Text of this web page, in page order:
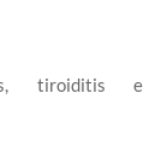
tiroiditis e